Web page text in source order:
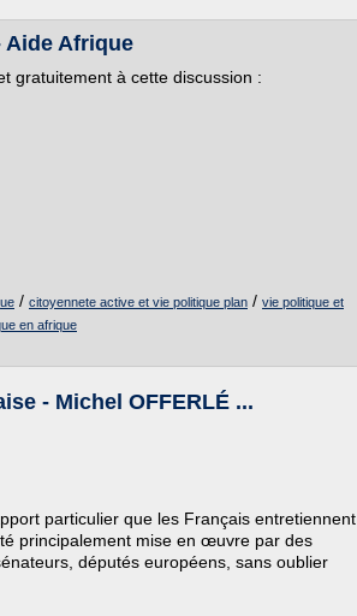
Afrique
gratuitement à cette discussion :
/ citoyennete active et vie politique plan / vie politique et
en afrique
- Michel OFFERLÉ ...
particulier que les Français entretiennent
principalement mise en œuvre par des
députés européens, sans oublier